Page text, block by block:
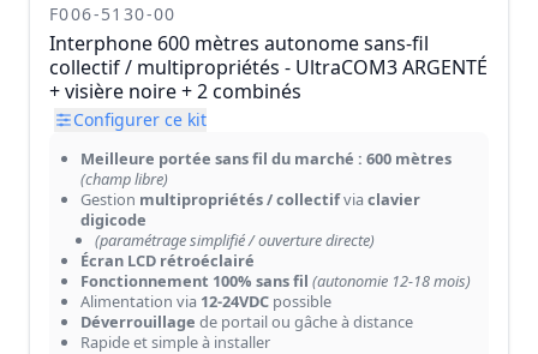
F006-5130-00
Interphone 600 mètres autonome sans-fil
collectif / multipropriétés - UltraCOM3 ARGENTÉ
+ visière noire + 2 combinés
Configurer ce kit
Meilleure portée sans fil du marché : 600 mètres
(champ libre)
Gestion multipropriétés / collectifvia clavier
digicode
(paramétrage simplifié / ouverture directe)
Écran LCD rétroéclairé
Fonctionnement 100% sans fil (autonomie 12-18 mois)
Alimentation via 12-24VDC possible
Déverrouillage de portail ou gâche à distance
Rapide et simple à installer